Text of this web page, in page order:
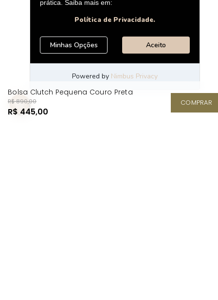
Bolsa Clutch Pequena Couro Preta
R$ 890,00
R$ 445,00
COMPRAR